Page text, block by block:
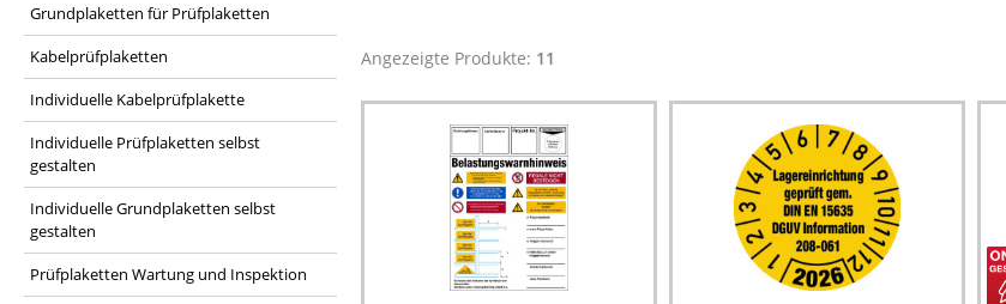
Grundplaketten für Prüfplaketten
Kabelprüfplaketten
Individuelle Kabelprüfplakette
Individuelle Prüfplaketten selbst
gestalten
Individuelle Grundplaketten selbst
gestalten
Prüfplaketten Wartung und Inspektion
Angezeigte Produkte: 11